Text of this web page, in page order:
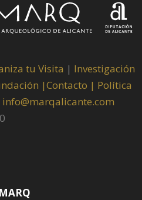
tu Visita | Investigación
|Contacto | Política
info@marqalicante.com